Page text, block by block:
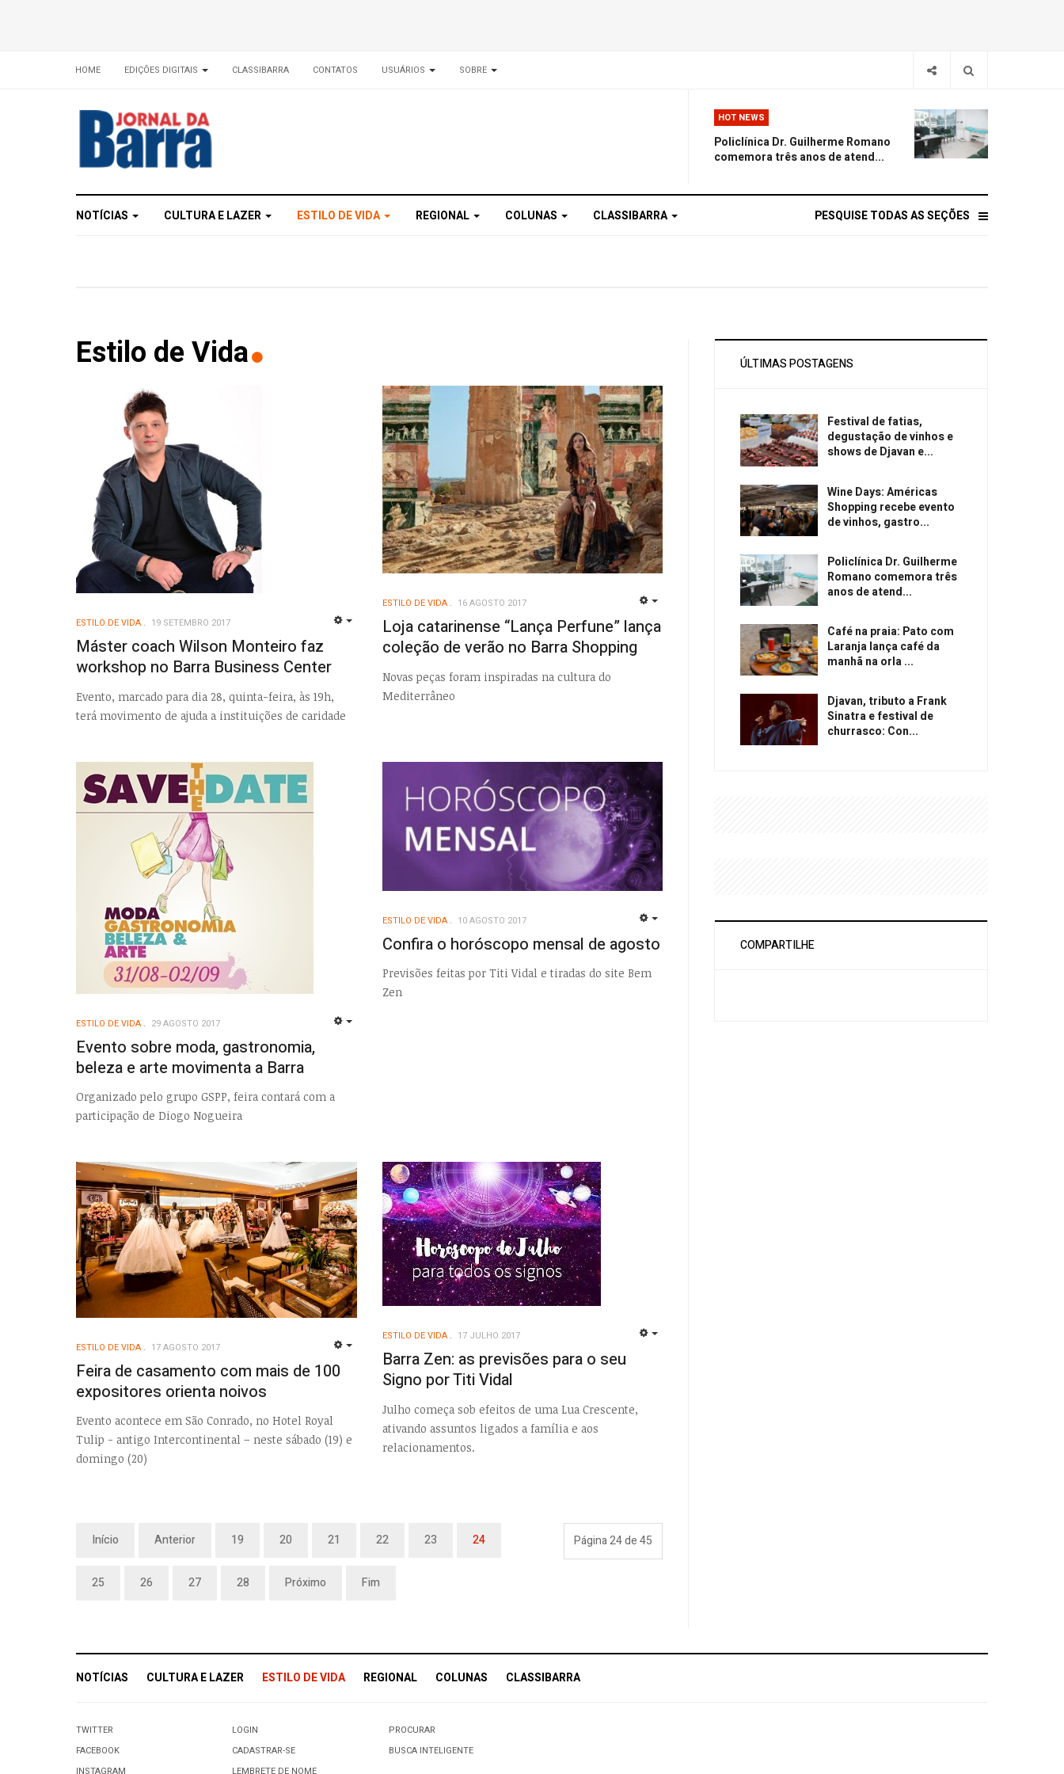
HOME EDIÇÕES DIGITAIS CLASSIBARRA CONTATOS USUÁRIOS SOBRE
HOT NEWS
Policlínica Dr. Guilherme Romano
comemora três anos de atend...
NOTÍCIAS CULTURA E LAZER ESTILO DE VIDA REGIONAL COLUNAS CLASSIBARRA PESQUISE TODAS AS SEÇÕES
Estilo de Vida
ESTILO DE VIDA 19 SETEMBRO 2017
Máster coach Wilson Monteiro faz
workshop no Barra Business Center
Evento, marcado para dia 28, quinta-feira, às 19h,
terá movimento de ajuda a instituições de caridade
ESTILO DE VIDA 16 AGOSTO 2017
Loja catarinense “Lança Perfune” lança
coleção de verão no Barra Shopping
Novas peças foram inspiradas na cultura do
Mediterrâneo
ESTILO DE VIDA 29 AGOSTO 2017
Evento sobre moda, gastronomia,
beleza e arte movimenta a Barra
Organizado pelo grupo GSPP, feira contará com a
participação de Diogo Nogueira
ESTILO DE VIDA 10 AGOSTO 2017
Confira o horóscopo mensal de agosto
Previsões feitas por Titi Vidal e tiradas do site Bem
Zen
ESTILO DE VIDA 17 AGOSTO 2017
Feira de casamento com mais de 100
expositores orienta noivos
Evento acontece em São Conrado, no Hotel Royal
Tulip - antigo Intercontinental – neste sábado (19) e
domingo (20)
ESTILO DE VIDA 17 JULHO 2017
Barra Zen: as previsões para o seu
Signo por Titi Vidal
Julho começa sob efeitos de uma Lua Crescente,
ativando assuntos ligados a família e aos
relacionamentos.
Página 24 de 45
Início Anterior 19 20 21 22 23 24
25 26 27 28 Próximo Fim
ÚLTIMAS POSTAGENS
Festival de fatias,
degustação de vinhos e
shows de Djavan e...
Wine Days: Américas
Shopping recebe evento
de vinhos, gastro...
Policlínica Dr. Guilherme
Romano comemora três
anos de atend...
Café na praia: Pato com
Laranja lança café da
manhã na orla ...
Djavan, tributo a Frank
Sinatra e festival de
churrasco: Con...
COMPARTILHE
NOTÍCIAS CULTURA E LAZER ESTILO DE VIDA REGIONAL COLUNAS CLASSIBARRA
TWITTER
FACEBOOK
LOGIN
CADASTRAR-SE
PROCURAR
BUSCA INTELIGENTE